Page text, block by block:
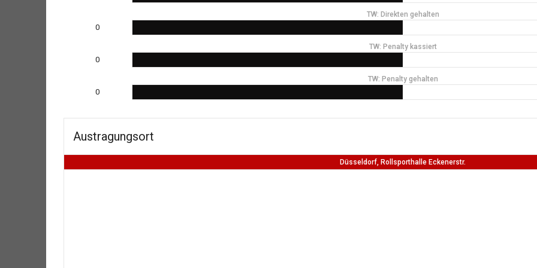
TW: Direkten gehalten
0
TW: Penalty kassiert
0
TW: Penalty gehalten
0
Austragungsort
Düsseldorf, Rollsporthalle Eckenerstr.